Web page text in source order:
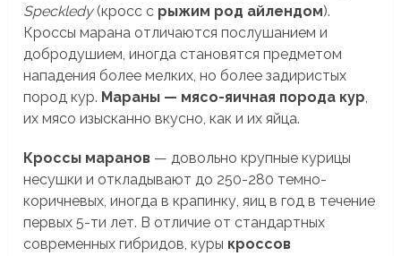
Speckledy (кросс с рыжим род айлендом).
Кроссы марана отличаются послушанием и
добродушием, иногда становятся предметом
нападения более мелких, но более задиристых
пород кур. Мараны — мясо-яичная порода кур,
их мясо изысканно вкусно, как и их яйца.
Кроссы маранов — довольно крупные курицы
несушки и откладывают до 250-280 темно-
коричневых, иногда в крапинку, яиц в год в течение
первых 5-ти лет. В отличие от стандартных
современных гибридов, куры кроссов